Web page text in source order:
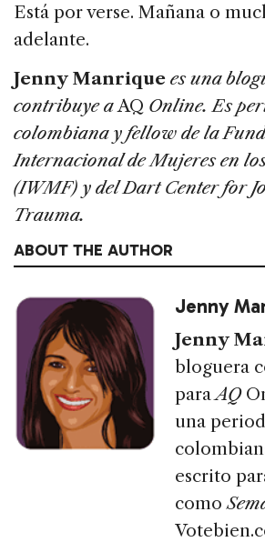
Está por verse. Mañana o
adelante.
Jenny Manrique es una
contribuye aAQ Online. Es
colombiana y fellow de la
Internacional de Mujeres en
(IWMF) y del Dart Center for
Trauma.
ABOUT THE AUTHOR
Jenny
Jenny
bloguera
paraAQ
una
escrito
como